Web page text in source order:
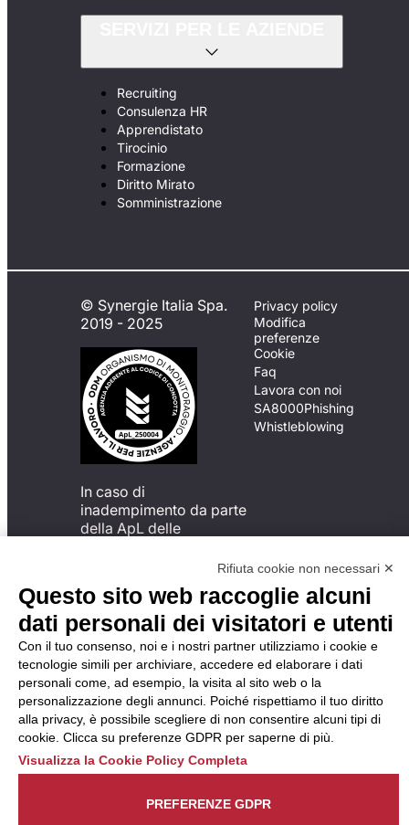
Recruiting
Consulenza HR
Apprendistato
Tirocinio
Formazione
Diritto Mirato
Somministrazione
© Synergie Italia Spa.
2019 - 2025
In caso di
inadempimento da parte
della ApL delle
del Codice di Condotta, è
possibile presentare un
reclamo
all’Organismo di
Monitoraggio utilizzando
una delle modalità
descritte al seguente
indirizzo web
https://odm-
agenzielavoro.it/reclami/ .
Privacy policy
Modifica
preferenze
Cookie
Faq
Lavora con noi
SA8000Phishing
Whistleblowing
Rifiuta cookie non necessari ✕
Questo sito web raccoglie alcuni
dati personali dei visitatori e utenti
Con il tuo consenso, noi e i nostri partner utilizziamo i cookie e
tecnologie simili per archiviare, accedere ed elaborare i dati
personali come, ad esempio, la visita al sito web o la
personalizzazione degli annunci. Poiché rispettiamo il tuo diritto
alla privacy, è possibile scegliere di non consentire alcuni tipi di
cookie. Clicca su preferenze GDPR per saperne di più.
Visualizza la Cookie Policy Completa
PREFERENZE GDPR